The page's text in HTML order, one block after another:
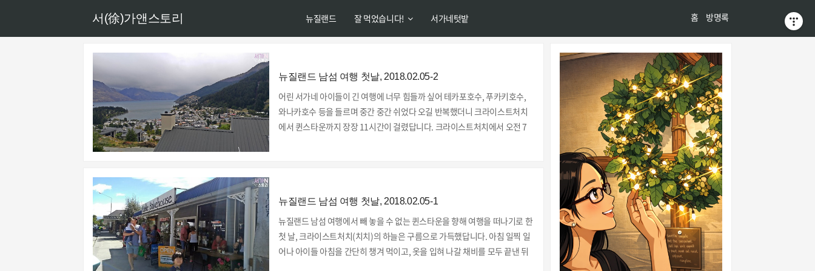
서(徐)가앤스토리 뉴질랜드 잘 먹었습니다! 서가네텃밭 홈 방명록
뉴질랜드 남섬 여행 첫날, 2018.02.05-2
어린 서가네 아이들이 긴 여행에 너무 힘들까 싶어 테카포호수, 푸카키호수,
와나카호수 등을 들르며 중간 중간 쉬었다 오길 반복했더니 크라이스트처치
에서 퀸스타운까지 장장 11시간이 걸렸답니다. 크라이스트처치에서 오전 7
도 한몫 했겠지요? ↗저희가 들렀던 곳을 하나씩 구글지도에 입력해보니 교통
체증이 없을 경우 6시간 27분이 소요된다고 나오네요. 저희도 교통체증은 전
혀 없었지만 저건 쉼없이 달렸을 때의 이야기일테..
뉴질랜드 남섬 여행 첫날, 2018.02.05-1
뉴질랜드 남섬 여행에서 빼 놓을 수 없는 퀸스타운을 향해 여행을 떠나기로 한
첫 날, 크라이스트처치(치치)의 하늘은 구름으로 가득했답니다. 아침 일찍 일
어나 아이들 아침을 간단히 챙겨 먹이고, 옷을 입혀 나갈 채비를 모두 끝낸 뒤
티스토리툴바